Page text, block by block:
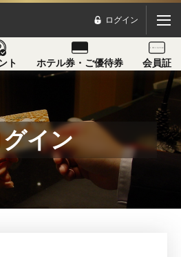
ログイン
ト ホテル券・ご優待券 会員証
イン